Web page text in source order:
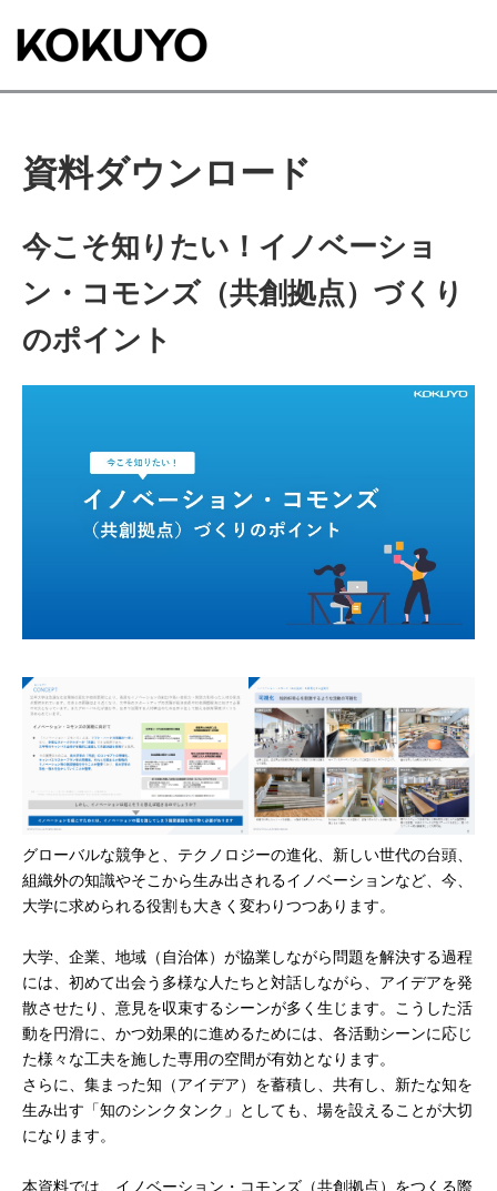
資料ダウンロード
今こそ知りたい！イノベーショ
ン・コモンズ（共創拠点）づくり
のポイント
グローバルな競争と、テクノロジーの進化、新しい世代の台頭、
組織外の知識やそこから生み出されるイノベーションなど、今、
大学に求められる役割も大きく変わりつつあります。
大学、企業、地域（自治体）が協業しながら問題を解決する過程
には、初めて出会う多様な人たちと対話しながら、アイデアを発
散させたり、意見を収束するシーンが多く生じます。こうした活
動を円滑に、かつ効果的に進めるためには、各活動シーンに応じ
た様々な工夫を施した専用の空間が有効となります。
さらに、集まった知（アイデア）を蓄積し、共有し、新たな知を
生み出す「知のシンクタンク」としても、場を設えることが大切
になります。
本資料では、イノベーション・コモンズ（共創拠点）をつくる際